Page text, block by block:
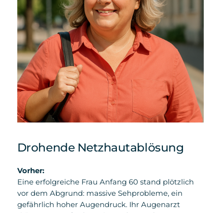
Drohende Netzhautablösung
Vorher:
Eine erfolgreiche Frau Anfang 60 stand plötzlich
vor dem Abgrund: massive Sehprobleme, ein
gefährlich hoher Augendruck. Ihr Augenarzt